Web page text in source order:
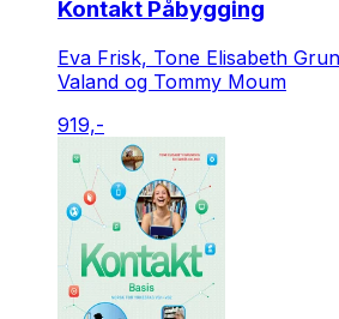
Kontakt Påbygging
Eva Frisk, Tone Elisabeth
Valand og Tommy Moum
919,-